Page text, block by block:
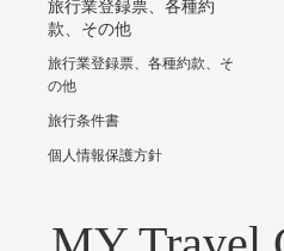
旅行業登録票、各種約
款、その他
旅行業登録票、各種約款、そ
の他
旅行条件書
個人情報保護方針